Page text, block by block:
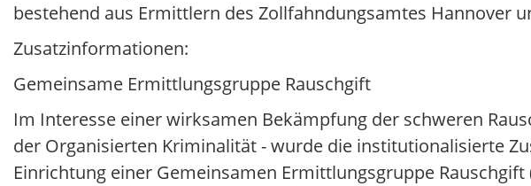
bestehend aus Ermittlern des Zollfahndungsamtes Hannover
Zusatzinformationen:
Gemeinsame Ermittlungsgruppe Rauschgift
Im Interesse einer wirksamen Bekämpfung der schweren
der Organisierten Kriminalität - wurde die institutionalisierte
Einrichtung einer Gemeinsamen Ermittlungsgruppe Rauschgift